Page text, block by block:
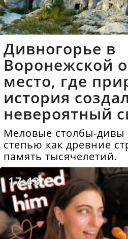
Дивногорье в
Воронежской
место, где
история
невероятный
Меловые столбы-
степью как древние
память тысячелетий.
17:43